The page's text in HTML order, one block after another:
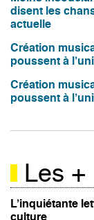
disent les
actuelle
Création
poussent à
Création
poussent à
Les +
L’inquiétante